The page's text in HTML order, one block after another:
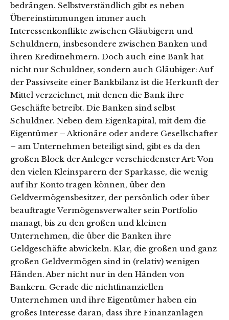
bedrängen. Selbstverständlich gibt es neben
Übereinstimmungen immer auch
Interessenkonflikte zwischen Gläubigern und
Schuldnern, insbesondere zwischen Banken und
ihren Kreditnehmern. Doch auch eine Bank hat
nicht nur Schuldner, sondern auch Gläubiger: Auf
der Passivseite einer Bankbilanz ist die Herkunft der
Mittel verzeichnet, mit denen die Bank ihre
Geschäfte betreibt. Die Banken sind selbst
Schuldner. Neben dem Eigenkapital, mit dem die
Eigentümer – Aktionäre oder andere Gesellschafter
– am Unternehmen beteiligt sind, gibt es da den
großen Block der Anleger verschiedenster Art: Von
den vielen Kleinsparern der Sparkasse, die wenig
auf ihr Konto tragen können, über den
Geldvermögensbesitzer, der persönlich oder über
beauftragte Vermögensverwalter sein Portfolio
managt, bis zu den großen und kleinen
Unternehmen, die über die Banken ihre
Geldgeschäfte abwickeln. Klar, die großen und ganz
großen Geldvermögen sind in (relativ) wenigen
Händen. Aber nicht nur in den Händen von
Bankern. Gerade die nichtfinanziellen
Unternehmen und ihre Eigentümer haben ein
großes Interesse daran, dass ihre Finanzanlagen